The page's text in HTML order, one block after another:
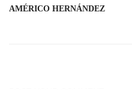
AMÉRICO HERNÁNDEZ